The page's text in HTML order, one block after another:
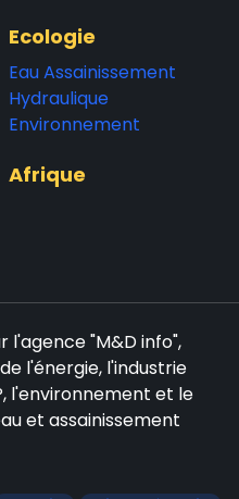
Ecologie
Eau Assainissement
Hydraulique
Environnement
Afrique
l'agence "M&D info",
l'énergie, l'industrie
l'environnement et le
et assainissement